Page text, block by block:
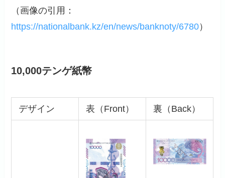
（画像の引用：
https://nationalbank.kz/en/news/banknoty/6780）
10,000テンゲ紙幣
デザイン 表（Front） 裏（Back）